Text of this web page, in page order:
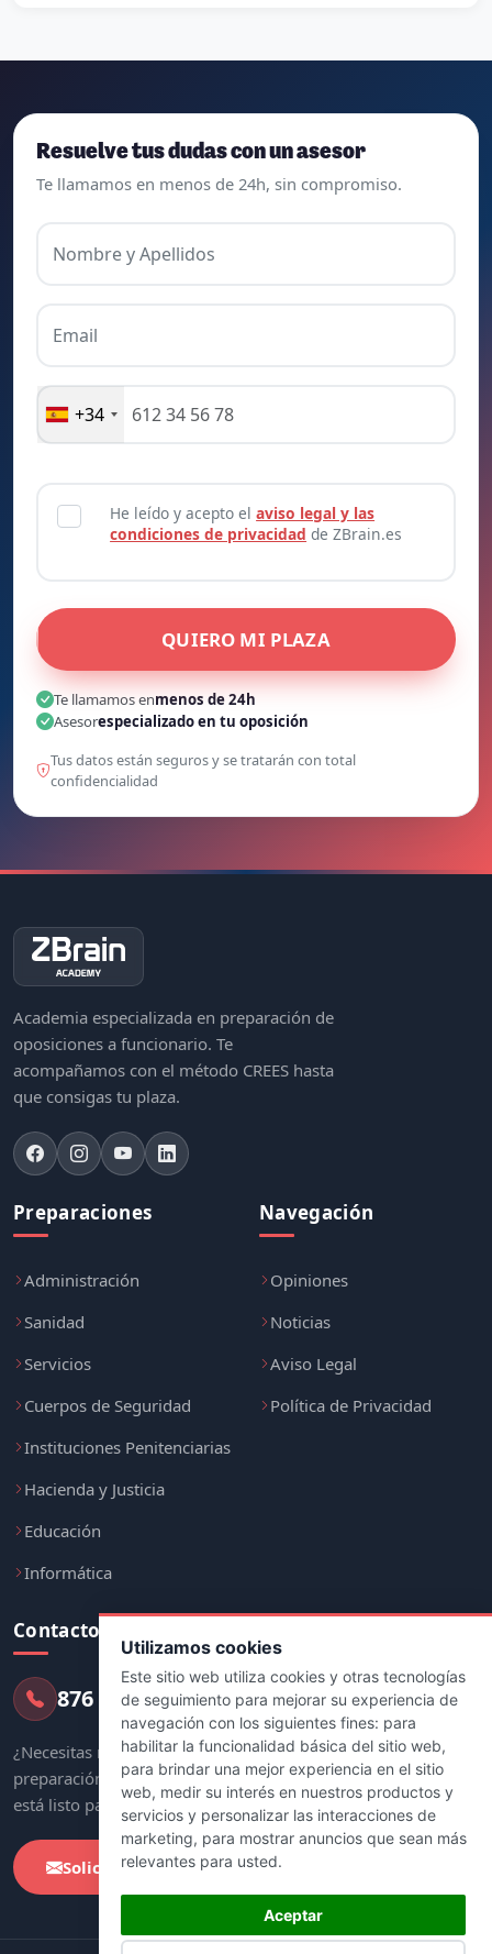
Utilizamos cookies
Este sitio web utiliza cookies y otras tecnologías
de seguimiento para mejorar su experiencia de
navegación con los siguientes fines: para
habilitar la funcionalidad básica del sitio web,
para brindar una mejor experiencia en el sitio
web, medir su interés en nuestros productos y
servicios y personalizar las interacciones de
marketing, para mostrar anuncios que sean más
relevantes para usted.
Aceptar
Resuelve tus dudas con un asesor
Te llamamos en menos de 24h, sin compromiso.
Nombre y Apellidos
Email
+34
He leído y acepto elaviso legal y las
condiciones de privacidad de ZBrain.es
QUIERO MI PLAZA
Te llamamos enmenos de 24h
Asesorespecializado en tu oposición
Tus datos están seguros y se tratarán con total
confidencialidad
Academia especializada en preparación de
oposiciones a funcionario. Te
acompañamos con el método CREES hasta
que consigas tu plaza.
Preparaciones
Administración
Sanidad
Servicios
Cuerpos de Seguridad
Instituciones Penitenciarias
Hacienda y Justicia
Educación
Informática
Navegación
Opiniones
Noticias
Aviso Legal
Política de Privacidad
Contacto
876 247 237
¿Necesitas más información sobre tu
preparación? Nuestro equipo de asesores
está listo para ayudarte.
Solicitar Información